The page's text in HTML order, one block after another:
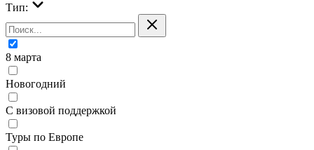
Тип:
8 марта
Новогодний
С визовой поддержкой
Туры по Европе